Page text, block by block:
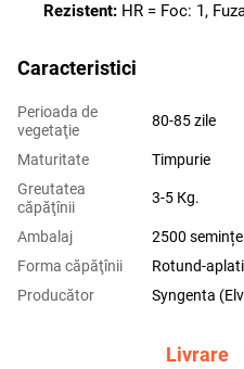
Rezistent: HR = Foc: 1,
Caracteristici
Perioada de
vegetaţie
80-85 zile
Maturitate
Timpurie
Greutatea
сăpăţînii
3-5 Кg.
Ambalaj
2500 semințe
Forma căpăţînii
Rotund-
Producător
Syngenta
Livrare